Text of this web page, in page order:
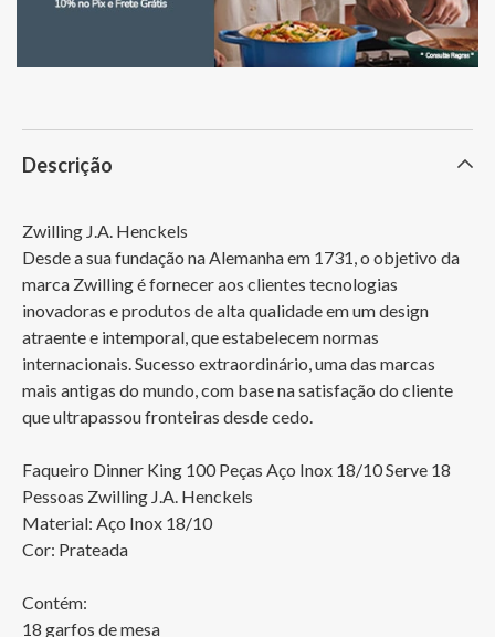
Descrição
Zwilling J.A. Henckels
Desde a sua fundação na Alemanha em 1731, o objetivo da
marca Zwilling é fornecer aos clientes tecnologias
inovadoras e produtos de alta qualidade em um design
atraente e intemporal, que estabelecem normas
internacionais. Sucesso extraordinário, uma das marcas
mais antigas do mundo, com base na satisfação do cliente
que ultrapassou fronteiras desde cedo.
Faqueiro Dinner King 100 Peças Aço Inox 18/10 Serve 18
Pessoas Zwilling J.A. Henckels
Material: Aço Inox 18/10
Cor: Prateada
Contém:
18 garfos de mesa